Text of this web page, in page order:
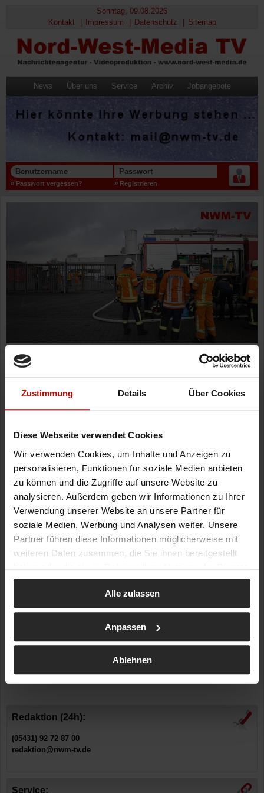
Zustimmung Details Über Cookies
Diese Webseite verwendet Cookies
Wir verwenden Cookies, um Inhalte und Anzeigen zu
personalisieren, Funktionen für soziale Medien anbieten
zu können und die Zugriffe auf unsere Website zu
analysieren. Außerdem geben wir Informationen zu Ihrer
Verwendung unserer Website an unsere Partner für
soziale Medien, Werbung und Analysen weiter. Unsere
Partner führen diese Informationen möglicherweise mit
weiteren Daten zusammen, die Sie ihnen bereitgestellt
haben oder die sie im Rahmen Ihrer Nutzung der Dienste
gesammelt haben.
Alle zulassen
Anpassen
Ablehnen
Sonntag, 09.08.2026
Kontakt
Impressum Datenschutz Sitemap
News Über uns Service Archiv Jobangebote
Benutzername Passwort
Passwort vergessen? Registrieren
Ort: NI / Lorup
Brand eines Schaltschrankes in Lorup schnell unter
Kontrolle
Werbung
Redaktion (24h):
(05431) 92 72 87 00
redaktion@nwm-tv.de
Service: